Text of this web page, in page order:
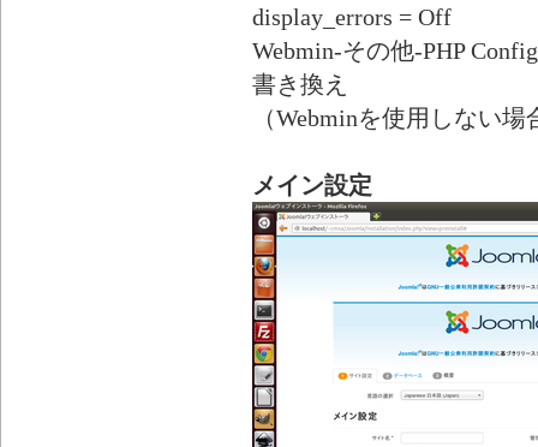
display_errors = Off
Webmin-その他-PHP
書き換え
（Webminを使用しない
メイン設定